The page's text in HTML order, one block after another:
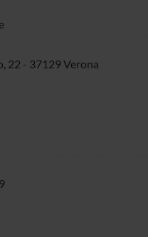
22 - 37129 Verona